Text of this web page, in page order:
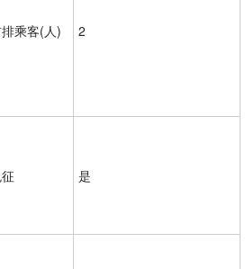
乘客(人) 2
是